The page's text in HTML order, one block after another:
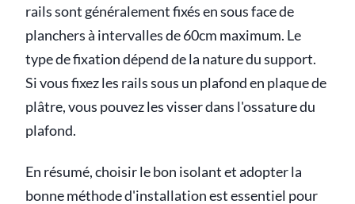
rails sont généralement fixés en sous face de
planchers à intervalles de 60cm maximum. Le
type de fixation dépend de la nature du support.
Si vous fixez les rails sous un plafond en plaque de
plâtre, vous pouvez les visser dans l'ossature du
plafond.
En résumé, choisir le bon isolant et adopter la
bonne méthode d'installation est essentiel pour